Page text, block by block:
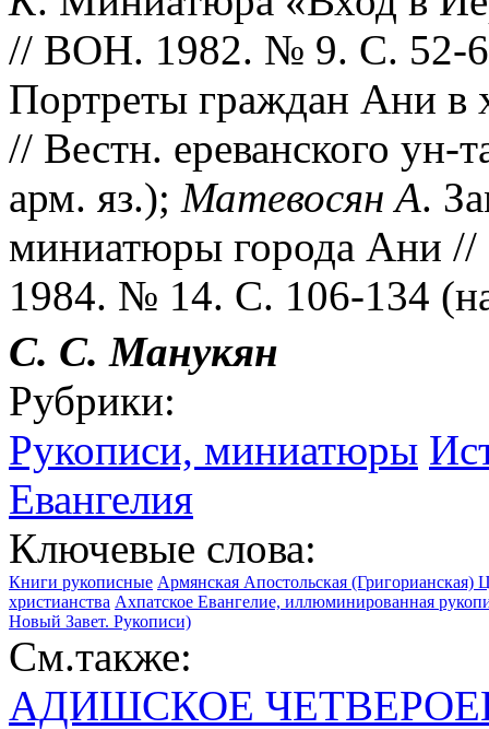
// ВОН. 1982. № 9. С. 52-
Портреты граждан Ани в
// Вестн. ереванского
арм. яз.); Матевосян А.
миниатюры города Ани //
1984. № 14. С. 106-134
С. С. Манукян
Рубрики:
Рукописи, миниатюры
Евангелия
Ключевые слова:
Книги рукописные Армянская Апостольская (Григорианская)
христианства Ахпатское Евангелие, иллюминированная
Новый Завет. Рукописи)
См.также:
АДИШСКОЕ